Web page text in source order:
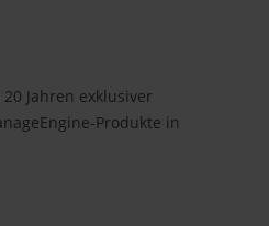
Jahren exklusiver
Produkte in